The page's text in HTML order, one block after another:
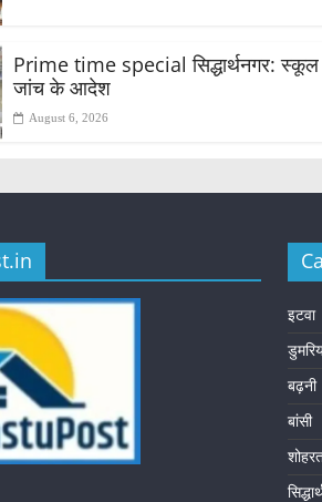
Prime time special सिद्धार्थनगर: स्कूल
जांच के आदेश
August 6, 2026
इटवा
बढ़नी
बांसी